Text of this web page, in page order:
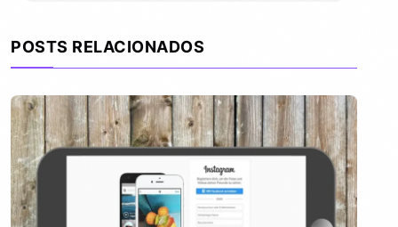
POSTS RELACIONADOS